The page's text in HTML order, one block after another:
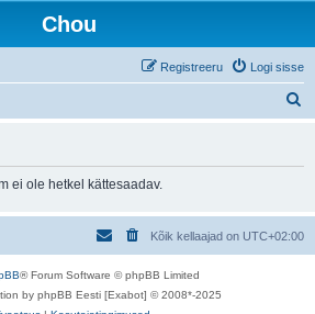
Chou
Logi sisse
Registreeru
ei ole hetkel kättesaadav.
Kõik kellaajad on UTC+02:00
® Forum Software © phpBB Limited
by phpBB Eesti [Exabot] © 2008*-2025